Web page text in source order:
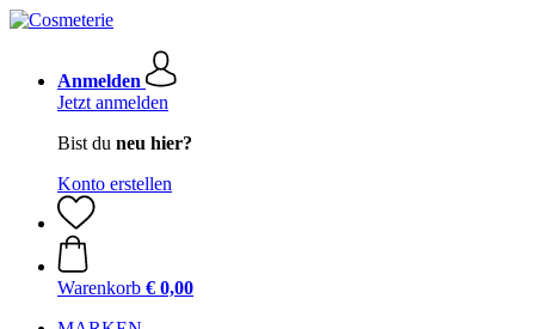
Anmelden
Jetzt anmelden
Bist du neu hier?
Konto erstellen
Warenkorb € 0,00